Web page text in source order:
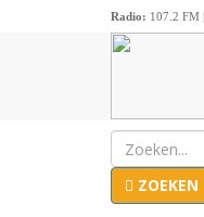
Radio: 107.2 FM |
ZOEKEN